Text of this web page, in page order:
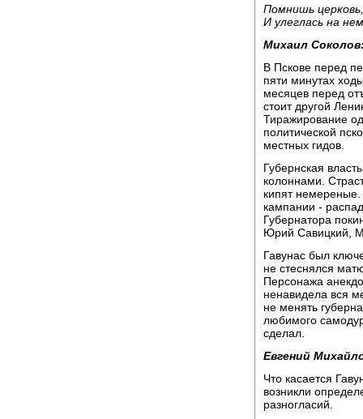
Помнишь
И улеглась на
Михаил
В Пскове перед
пяти минутах
месяцев перед
стоит другой
Тиражирование
политической
местных гидов.
Губернская
колоннами.
кипят
кампании -
Губернатора
Юрий Савицкий,
Гавунас был
не стеснялся
Персонажа
ненавидела вся
не менять
любимого
сделал.
Евгений
Что касается
возникли
разногласий.